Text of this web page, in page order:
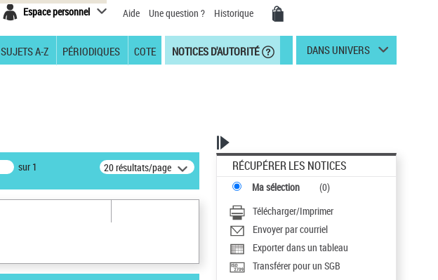
Espace personnel Aide Une question ? Historique
SUJETS A-Z PÉRIODIQUES COTE NOTICES D'AUTORITÉ DANS UNIVERS
sur 1 20 résultats/page RÉCUPÉRER LES NOTICES
Ma sélection (0)
Télécharger/Imprimer
Envoyer par courriel
Exporter dans un tableau
Transférer pour un SGB